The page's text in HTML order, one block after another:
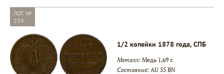
▾
ЛОТ №
239
1/2 копейки 1878 года, СПБ
Металл: Медь 1,69 г.
Состояние: AU 55 BN